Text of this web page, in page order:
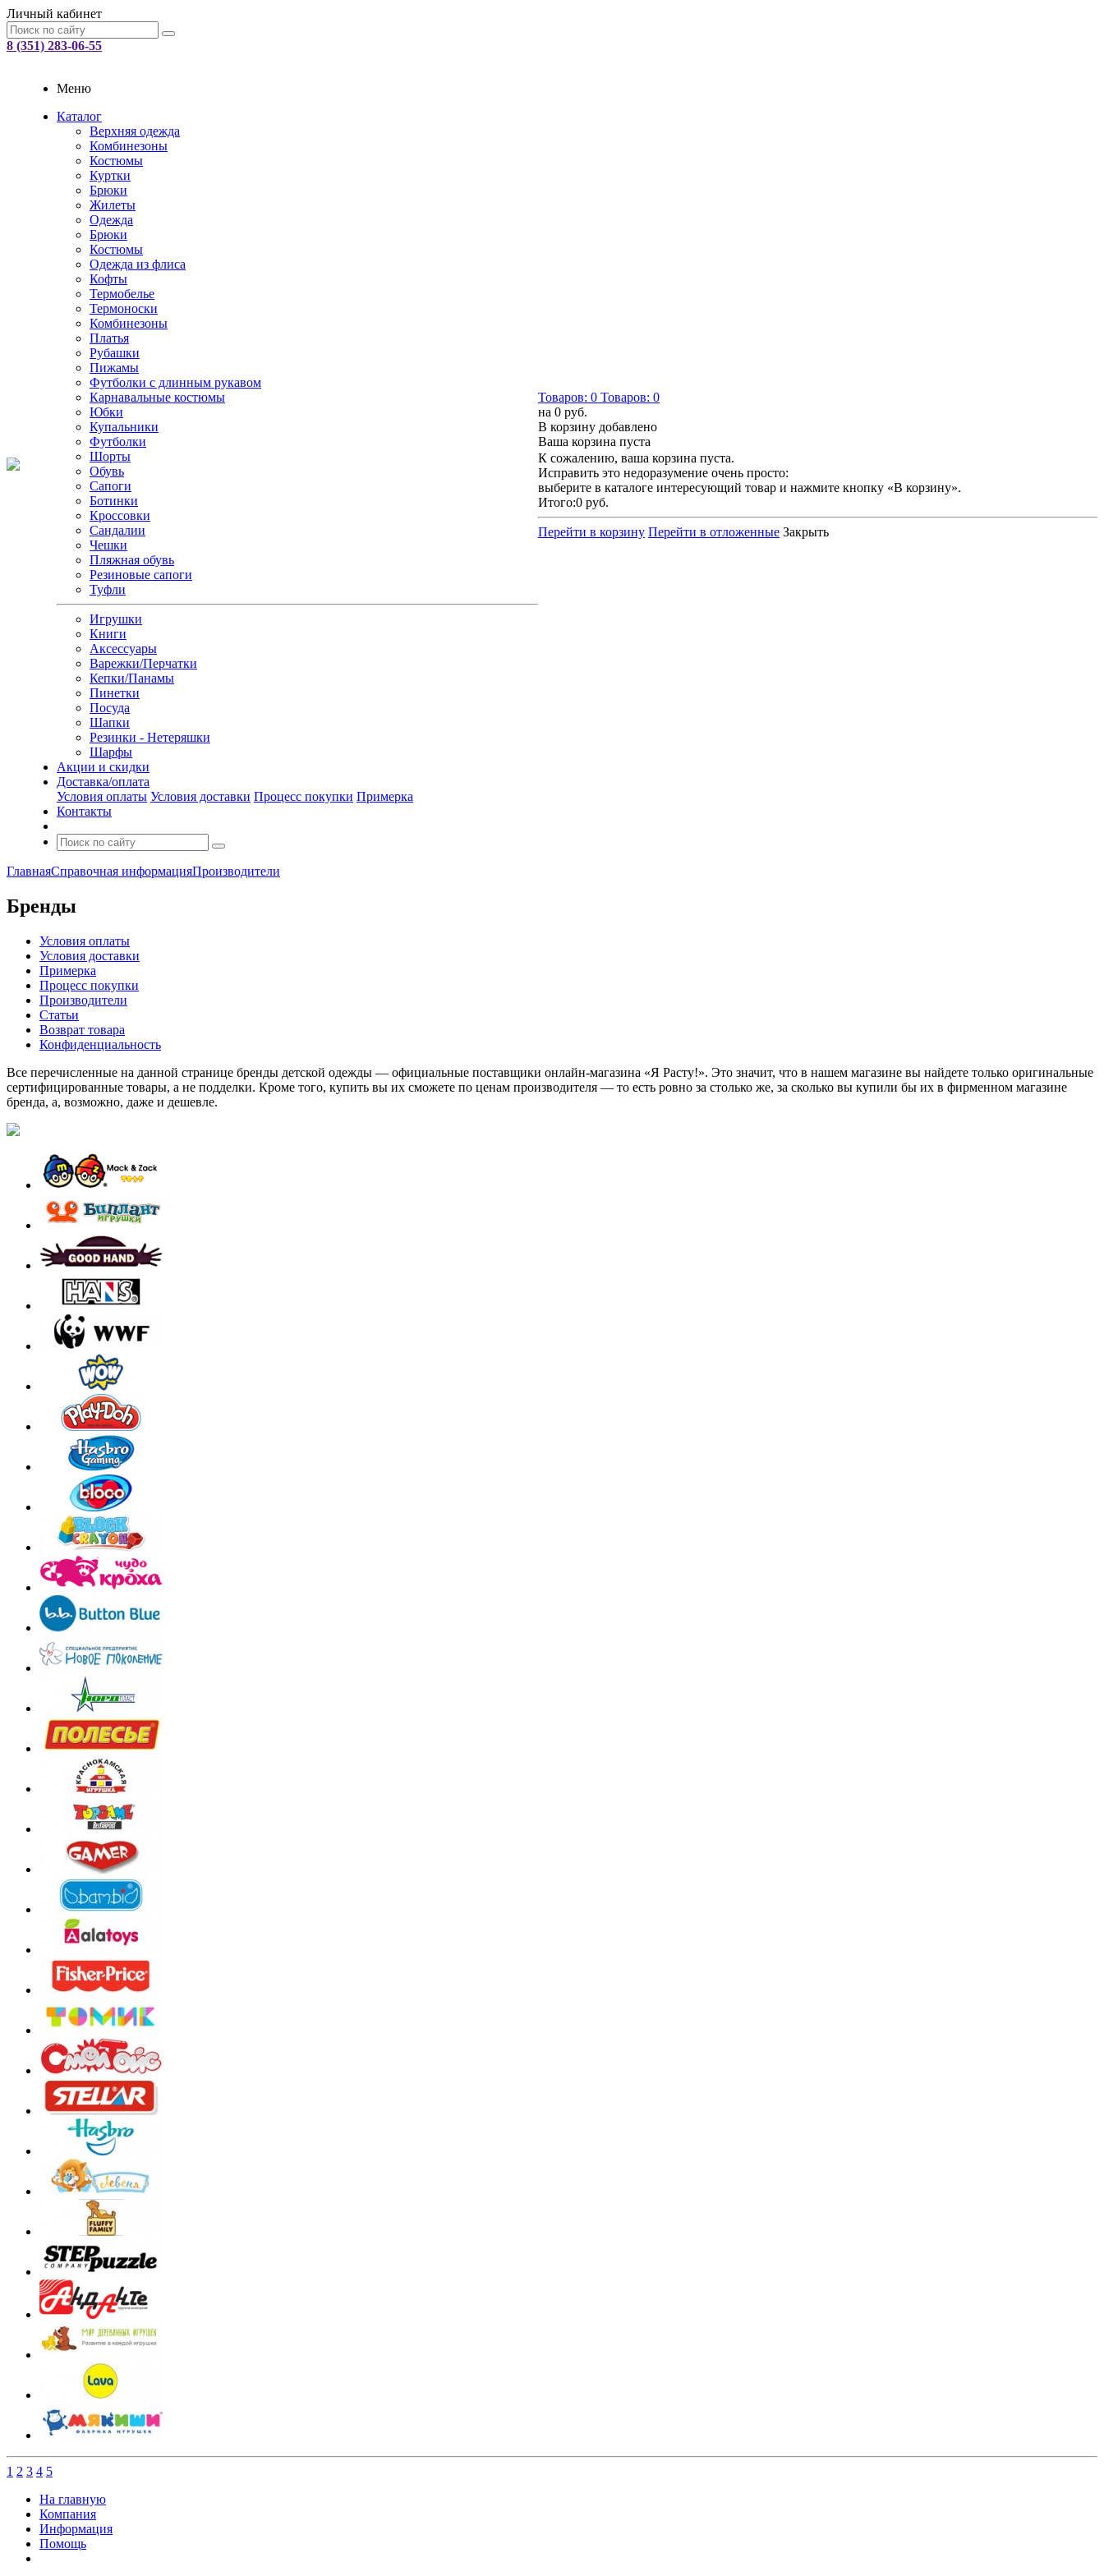
Личный кабинет
8 (351) 283-06-55
Меню
Каталог
Верхняя одежда
Комбинезоны
Костюмы
Куртки
Брюки
Жилеты
Одежда
Брюки
Костюмы
Одежда из флиса
Кофты
Термобелье
Термоноски
Комбинезоны
Платья
Рубашки
Пижамы
Футболки с длинным рукавом
Карнавальные костюмы
Юбки
Купальники
Футболки
Шорты
Обувь
Сапоги
Ботинки
Кроссовки
Сандалии
Чешки
Пляжная обувь
Резиновые сапоги
Туфли
Игрушки
Книги
Аксессуары
Варежки/Перчатки
Кепки/Панамы
Пинетки
Посуда
Шапки
Резинки - Нетеряшки
Шарфы
Акции и скидки
Доставка/оплата
Условия оплаты Условия доставки Процесс покупки Примерка
Контакты
Товаров: 0 Товаров: 0
на 0 руб.
В корзину добавлено
Ваша корзина пуста
К сожалению, ваша корзина пуста.
Исправить это недоразумение очень просто:
выберите в каталоге интересующий товар и нажмите кнопку «В корзину».
Итого:0 руб.
Перейти в корзину Перейти в отложенные Закрыть
ГлавнаяСправочная информацияПроизводители
Бренды
Условия оплаты
Условия доставки
Примерка
Процесс покупки
Производители
Статьи
Возврат товара
Конфиденциальность
Все перечисленные на данной странице бренды детской одежды — официальные поставщики онлайн-магазина «Я Расту!». Это значит, что в нашем магазине вы найдете только оригинальные
сертифицированные товары, а не подделки. Кроме того, купить вы их сможете по ценам производителя — то есть ровно за столько же, за сколько вы купили бы их в фирменном магазине
бренда, а, возможно, даже и дешевле.
1 2 3 4 5
На главную
Компания
Информация
Помощь